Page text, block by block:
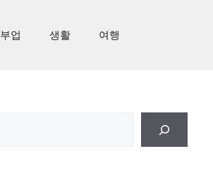
부업 생활 여행